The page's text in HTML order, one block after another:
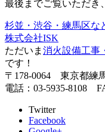
最後までご覧いただき
杉並・渋谷・練馬区な
株式会社ISK
ただいま 消火設備工事
です！
〒178-0064 東京都練
電話：03-5935-8108
Twitter
Facebook